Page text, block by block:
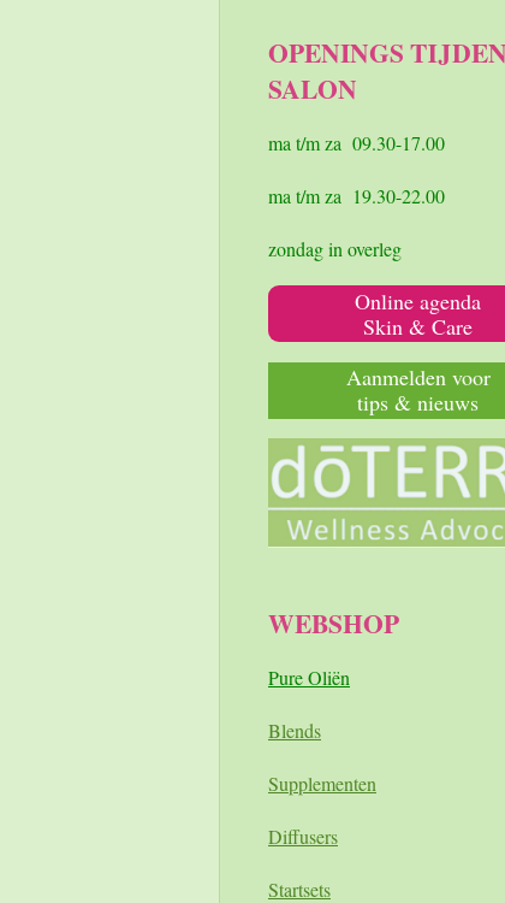
b
o
k
a
g
r
a
m
s
p
OPENINGS TIJDEN
SALON
ma t/m za 09.30-17.00
ma t/m za 19.30-22.00
zondag in overleg
Online agenda
Skin & Care
Aanmelden voor
tips & nieuws
WEBSHOP
Pure Oliën
Blends
Supplementen
Diffusers
Startsets